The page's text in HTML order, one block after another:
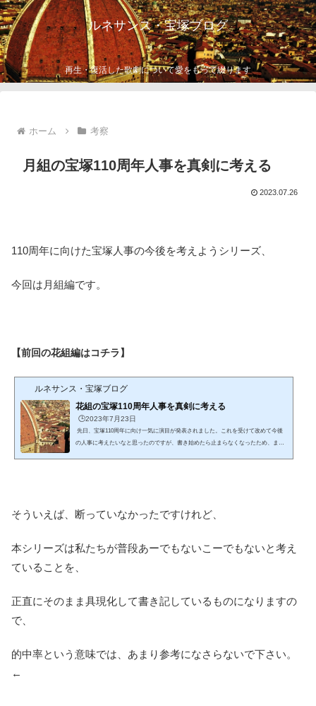
ルネサンス・宝塚ブログ
再生・復活した歌劇について愛をもって綴ります
ホーム 考察
月組の宝塚110周年人事を真剣に考える
2023.07.26
110周年に向けた宝塚人事の今後を考えようシリーズ、
今回は月組編です。
【前回の花組編はコチラ】
ルネサンス・宝塚ブログ
花組の宝塚110周年人事を真剣に考える
🕒️2023年7月23日
先日、宝塚110周年に向け一気に演目が発表されました。これを受けて改めて今後
の人事に考えたいなと思ったのですが、書き始めたら止まらなくなったため、まず
そういえば、断っていなかったですけれど、
本シリーズは私たちが普段あーでもないこーでもないと考え
ていることを、
正直にそのまま具現化して書き記しているものになりますの
で、
的中率という意味では、あまり参考になさらないで下さい。
←